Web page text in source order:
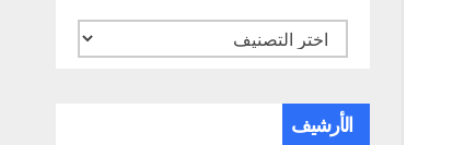
تصنيفات
الأرشيف